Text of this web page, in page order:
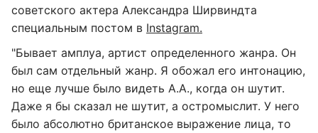
советского актера Александра Ширвиндта
специальным постом в Instagram.
"Бывает амплуа, артист определенного жанра. Он
был сам отдельный жанр. Я обожал его интонацию,
но еще лучше было видеть А.А., когда он шутит.
Даже я бы сказал не шутит, а остромыслит. У него
было абсолютно британское выражение лица, то